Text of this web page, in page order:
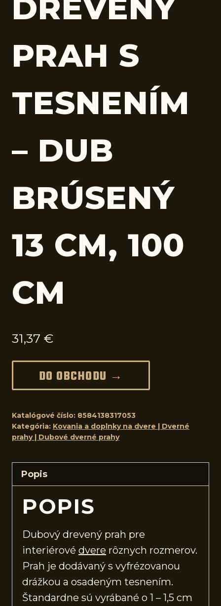
DREVENÝ
PRAH S
TESNENÍM
– DUB
BRÚSENÝ
13 CM, 100
CM
31,37 €
DO OBCHODU →
Katalógové číslo: 8584138317053
Kategória: Kovania a doplnky na dvere | Dverné
prahy | Dubové dverné prahy
Popis
POPIS
Dubový drevený prah pre
interiérové dvere rôznych rozmerov.
Prah je dodávaný s vyfrézovanou
drážkou a osadeným tesnením.
Štandardne sú vyrábané o 1 – 1,5 cm